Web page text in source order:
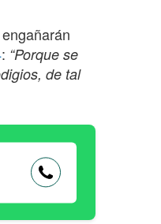
: “Porque se
de tal